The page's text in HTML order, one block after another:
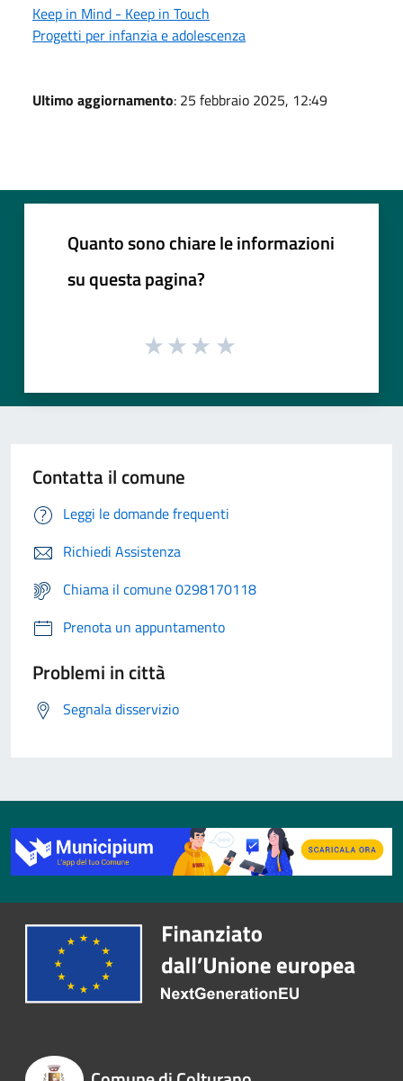
Keep in Mind - Keep in Touch
Progetti per infanzia e adolescenza
Ultimo aggiornamento: 25 febbraio 2025, 12:49
Quanto sono chiare le informazioni
su questa pagina?
Contatta il comune
Leggi le domande frequenti
Richiedi Assistenza
Chiama il comune 0298170118
Prenota un appuntamento
Problemi in città
Segnala disservizio